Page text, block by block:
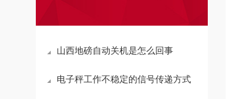
山西地磅自动关机是怎么回事
电子秤工作不稳定的信号传递方式